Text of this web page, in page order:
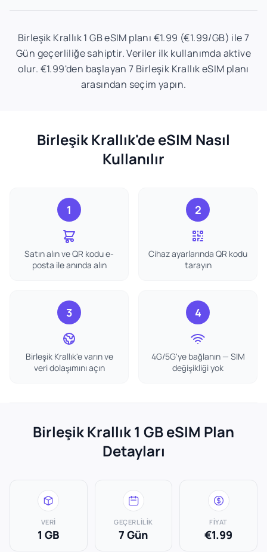
Birleşik Krallık 1 GB eSIM planı €1.99 (€1.99/GB) ile 7
Gün geçerliliğe sahiptir. Veriler ilk kullanımda aktive
olur. €1.99'den başlayan 7 Birleşik Krallık eSIM planı
arasından seçim yapın.
Birleşik Krallık'de eSIM Nasıl
Kullanılır
1
Satın alın ve QR kodu e-
posta ile anında alın
2
Cihaz ayarlarında QR kodu
tarayın
3
Birleşik Krallık'e varın ve
veri dolaşımını açın
4
4G/5G'ye bağlanın — SIM
değişikliği yok
Birleşik Krallık 1 GB eSIM Plan
Detayları
VERI
1 GB
GEÇERLILIK
7 Gün
FIYAT
€1.99